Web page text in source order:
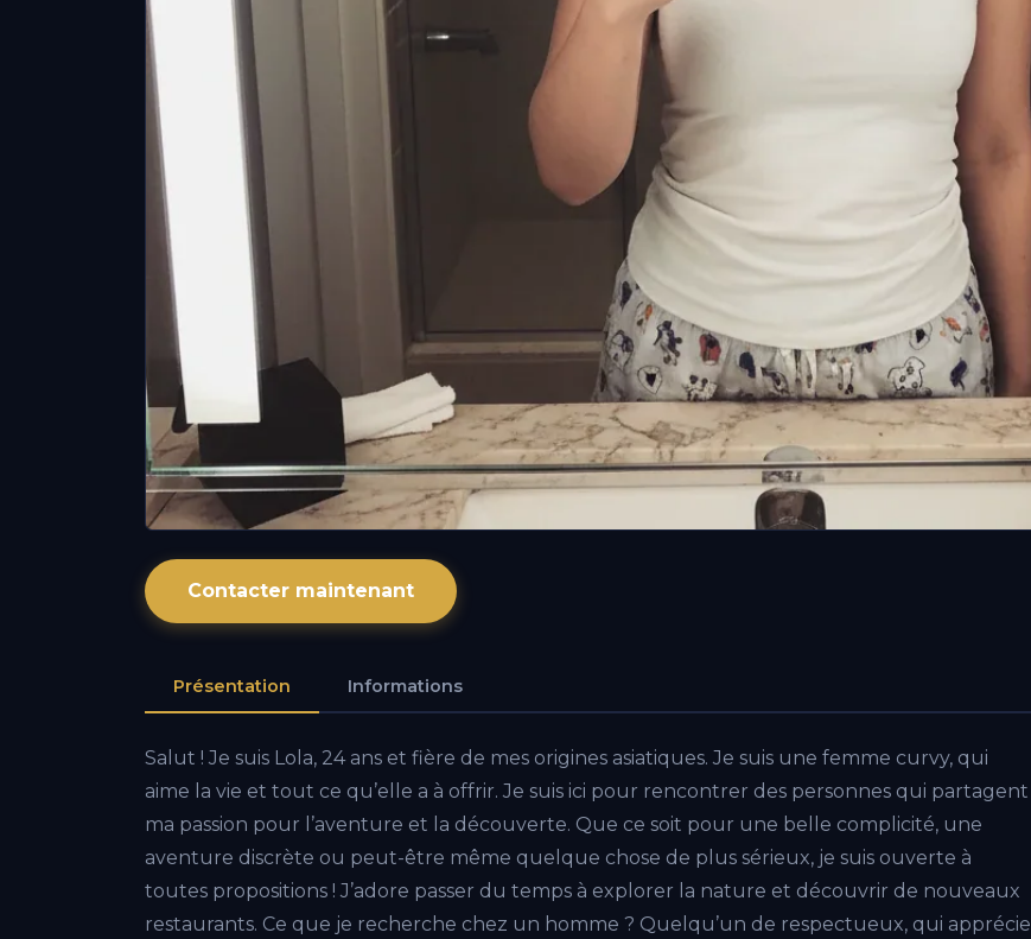
Contacter maintenant
Présentation Informations
Salut ! Je suis Lola, 24 ans et fière de mes origines asiatiques. Je suis une femme curvy, qui
aime la vie et tout ce qu’elle a à offrir. Je suis ici pour rencontrer des personnes qui partagent
ma passion pour l’aventure et la découverte. Que ce soit pour une belle complicité, une
aventure discrète ou peut-être même quelque chose de plus sérieux, je suis ouverte à
toutes propositions ! J’adore passer du temps à explorer la nature et découvrir de nouveaux
restaurants. Ce que je recherche chez un homme ? Quelqu’un de respectueux, qui apprécie